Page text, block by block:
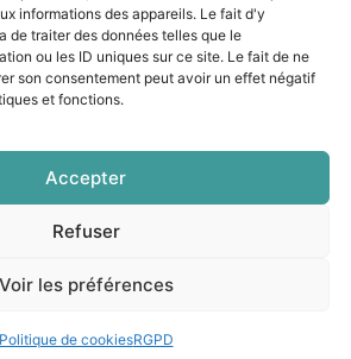
informations des appareils. Le fait d'y
de traiter des données telles que le
ou les ID uniques sur ce site. Le fait de ne
son consentement peut avoir un effet négatif
et fonctions.
Accepter
Refuser
Voir les préférences
Politique de cookiesRGPD
Ajouter au panier
|Conditions générales de vente
confidentialité|Mon compte